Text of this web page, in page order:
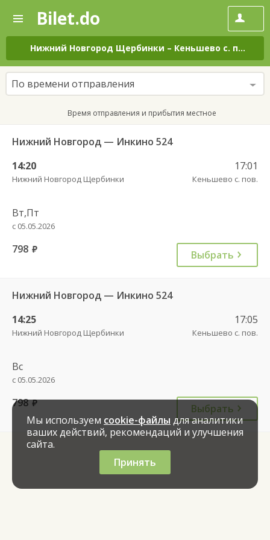
—
Поиск
и
покупка
билетов
на
автобус
онлайн
Bilet.do
Нижний Новгород Щербинки – Кеньшево с. пов.
По времени отправления
Время отправления и прибытия местное
Нижний Новгород — Инкино 524
14:20
Нижний Новгород Щербинки
17:01
Кеньшево с. пов.
Вт,Пт
с 05.05.2026
798 руб. Выбрать
Нижний Новгород — Инкино 524
14:25
Нижний Новгород Щербинки
17:05
Кеньшево с. пов.
Вс
с 05.05.2026
798 руб.
Выбрать
Мы используем cookie-файлы для аналитики
ваших действий, рекомендаций и улучшения
сайта.
Принять